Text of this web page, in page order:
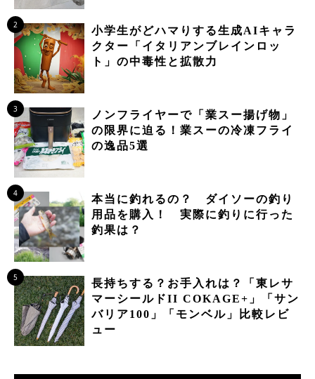
2
小学生がどハマりする生成AIキャラ
クター「イタリアンブレインロッ
ト」の中毒性と拡散力
3
ノンフライヤーで「業スー揚げ物」
の限界に迫る！業スーの冷凍フライ
の逸品5選
4
本当に釣れるの？ ダイソーの釣り
用品を購入！ 実際に釣りに行った
釣果は？
5
長持ちする？お手入れは？「東レサ
マーシールドII COKAGE+」「サン
バリア100」「モンベル」比較レビ
ュー